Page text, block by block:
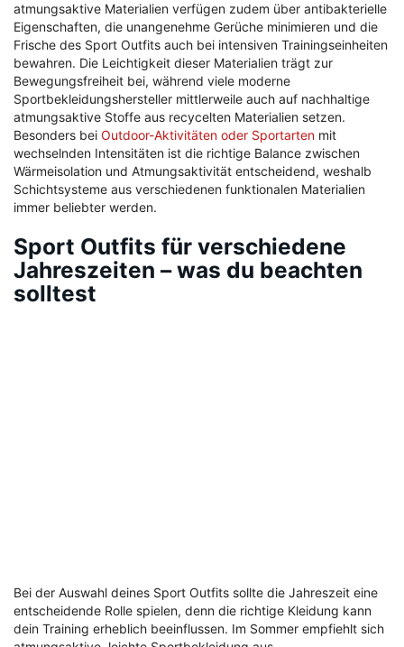
atmungsaktive Materialien verfügen zudem über antibakterielle
Eigenschaften, die unangenehme Gerüche minimieren und die
Frische des Sport Outfits auch bei intensiven Trainingseinheiten
bewahren. Die Leichtigkeit dieser Materialien trägt zur
Bewegungsfreiheit bei, während viele moderne
Sportbekleidungshersteller mittlerweile auch auf nachhaltige
atmungsaktive Stoffe aus recycelten Materialien setzen.
Besonders bei Outdoor-Aktivitäten oder Sportarten mit
wechselnden Intensitäten ist die richtige Balance zwischen
Wärmeisolation und Atmungsaktivität entscheidend, weshalb
Schichtsysteme aus verschiedenen funktionalen Materialien
immer beliebter werden.
Sport Outfits für verschiedene
Jahreszeiten – was du beachten
solltest
Bei der Auswahl deines Sport Outfits sollte die Jahreszeit eine
entscheidende Rolle spielen, denn die richtige Kleidung kann
dein Training erheblich beeinflussen. Im Sommer empfiehlt sich